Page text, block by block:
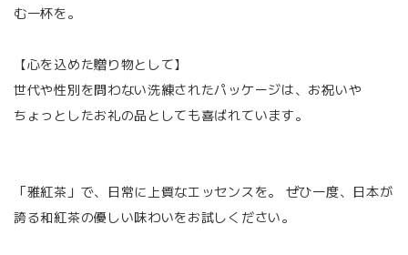
む一杯を。
【心を込めた贈り物として】
世代や性別を問わない洗練されたパッケージは、お祝いや
ちょっとしたお礼の品としても喜ばれています。
「雅紅茶」で、日常に上質なエッセンスを。 ぜひ一度、日本が
誇る和紅茶の優しい味わいをお試しください。